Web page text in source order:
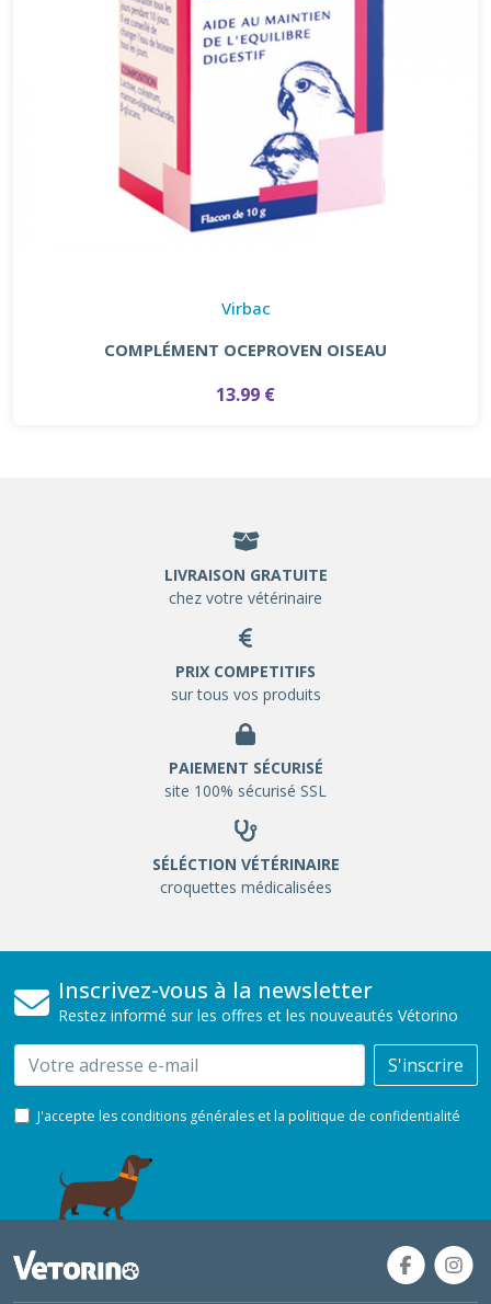
Virbac
COMPLÉMENT OCEPROVEN OISEAU
13.99 €
LIVRAISON GRATUITE
chez votre vétérinaire
PRIX COMPETITIFS
sur tous vos produits
PAIEMENT SÉCURISÉ
site 100% sécurisé SSL
SÉLÉCTION VÉTÉRINAIRE
croquettes médicalisées
Inscrivez-vous à la newsletter
Restez informé sur les offres et les nouveautés Vétorino
Email S'inscrire
J'accepte les conditions générales et la politique de confidentialité